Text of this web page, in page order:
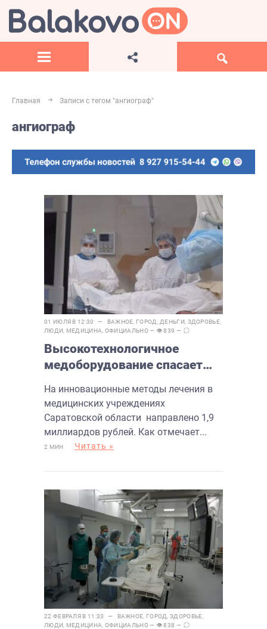
Главная Записи с тегом "ангиограф"
ангиограф
01 ИЮЛЯ В 12:30 — ВАЖНОЕ ГОРОД ДЕНЬГИ, ЗДОРОВЬЕ,
ЛЮДИ МЕДИЦИНА ОФИЦИАЛЬНО— 👁 839 —
Высокотехнологичное
медоборудование спасает
На инновационные методы лечения в
медицинских учреждениях
Саратовской области направлено 1,9
миллиардов рублей. Как отмечает...
2 МИН Читать »
22 ФЕВРАЛЯ В 11:33 — ВАЖНОЕ ГОРОД ,ЗДОРОВЬЕ
ЛЮДИ МЕДИЦИНА ОФИЦИАЛЬНО— 👁 838 —